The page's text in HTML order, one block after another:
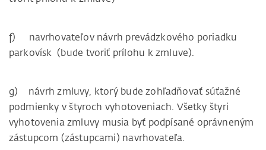
f) navrhovateľov návrh prevádzkového poriadku
parkovísk (bude tvoriť prílohu k zmluve).
g) návrh zmluvy, ktorý bude zohľadňovať súťažné
podmienky v štyroch vyhotoveniach. Všetky štyri
vyhotovenia zmluvy musia byť podpísané oprávneným
zástupcom (zástupcami) navrhovateľa.